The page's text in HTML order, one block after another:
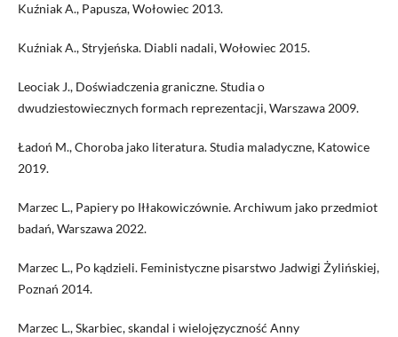
Kuźniak A., Papusza, Wołowiec 2013.
Kuźniak A., Stryjeńska. Diabli nadali, Wołowiec 2015.
Leociak J., Doświadczenia graniczne. Studia o
dwudziestowiecznych formach reprezentacji, Warszawa 2009.
Ładoń M., Choroba jako literatura. Studia maladyczne, Katowice
2019.
Marzec L., Papiery po Iłłakowiczównie. Archiwum jako przedmiot
badań, Warszawa 2022.
Marzec L., Po kądzieli. Feministyczne pisarstwo Jadwigi Żylińskiej,
Poznań 2014.
Marzec L., Skarbiec, skandal i wielojęzyczność Anny